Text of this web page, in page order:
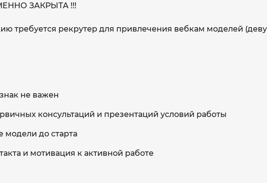
ЗАКРЫТА !!!
требуется рекрутер для привлечения вебкам моделей
не важен
консультаций и презентаций условий работы
до старта
и мотивация к активной работе